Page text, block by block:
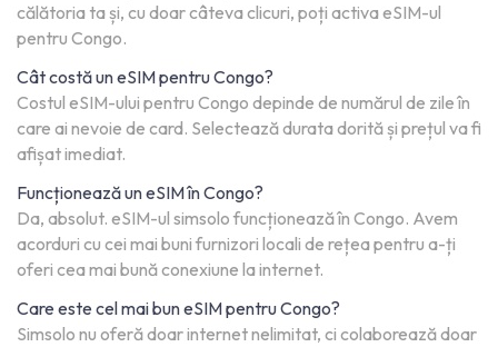
călătoria ta și, cu doar câteva clicuri, poți activa eSIM-ul
pentru Congo.
Cât costă un eSIM pentru Congo?
Costul eSIM-ului pentru Congo depinde de numărul de zile în
care ai nevoie de card. Selectează durata dorită și prețul va fi
afișat imediat.
Funcționează un eSIM în Congo?
Da, absolut. eSIM-ul simsolo funcționează în Congo. Avem
acorduri cu cei mai buni furnizori locali de rețea pentru a-ți
oferi cea mai bună conexiune la internet.
Care este cel mai bun eSIM pentru Congo?
Simsolo nu oferă doar internet nelimitat, ci colaborează doar